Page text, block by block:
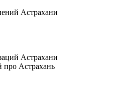
Астрахани
Астрахани
про Астрахань